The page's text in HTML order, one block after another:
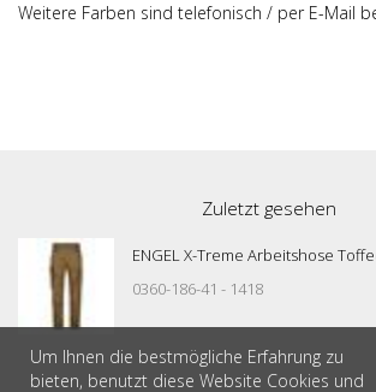
Weitere Farben sind telefonisch / per E-Mail
Zuletzt gesehen
ENGEL X-Treme Arbeitshose
0360-186-41 - 1418
Um Ihnen die bestmögliche Erfahrung zu
bieten, benutzt diese Website Cookies und